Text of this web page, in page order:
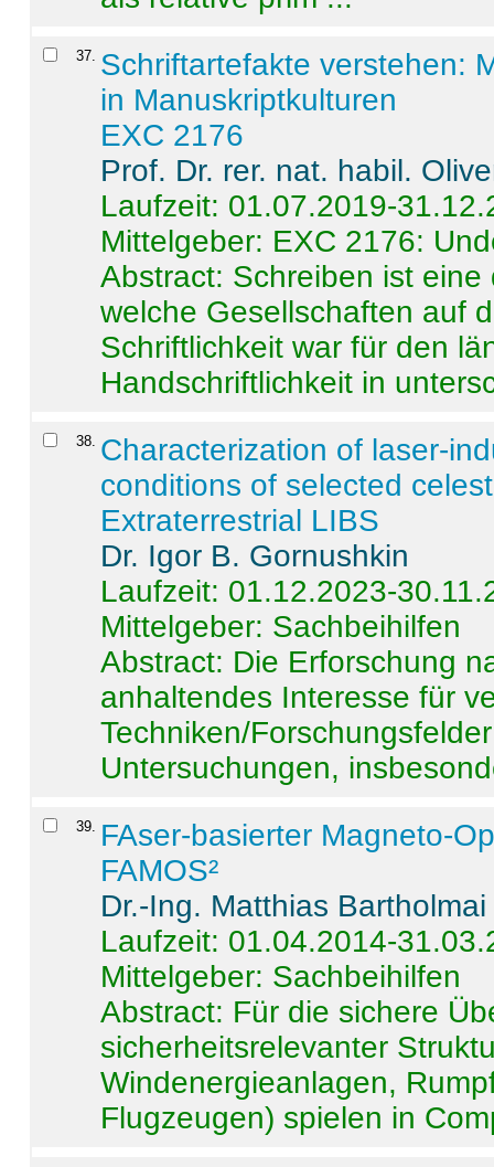
37. Schriftartefakte verstehen:
in Manuskriptkulturen
EXC 2176
Prof. Dr. rer. nat. habil.
Laufzeit: 01.07.2019-
Mittelgeber: EXC 2176:
Abstract: Schreiben ist
welche Gesellschaften auf
Schriftlichkeit war für den
Handschriftlichkeit in
38. Characterization of laser-
conditions of selected
Extraterrestrial LIBS
Dr. Igor B. Gornushkin
Laufzeit: 01.12.2023-
Mittelgeber: Sachbeihilfen
Abstract: Die Erforschung
anhaltendes Interesse für
Techniken/
Untersuchungen,
39. FAser-basierter Magneto-
FAMOS²
Dr.-Ing. Matthias Bartholmai
Laufzeit: 01.04.2014-
Mittelgeber: Sachbeihilfen
Abstract: Für die sichere
sicherheitsrelevanter
Windenergieanlagen,
Flugzeugen) spielen in